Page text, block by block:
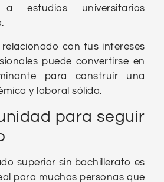
a estudios universitarios
con tus intereses
puede convertirse en
para construir una
y laboral sólida.
para seguir
superior sin bachillerato es
para muchas personas que